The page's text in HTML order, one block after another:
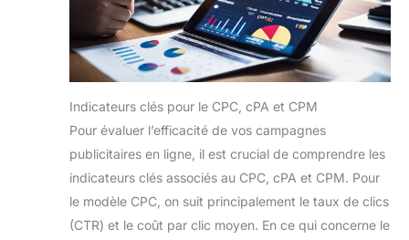
Indicateurs clés pour le CPC, cPA et CPM
Pour évaluer l’efficacité de vos campagnes
publicitaires en ligne, il est crucial de comprendre les
indicateurs clés associés au CPC, cPA et CPM. Pour
le modèle CPC, on suit principalement le taux de clics
(CTR) et le coût par clic moyen. En ce qui concerne le